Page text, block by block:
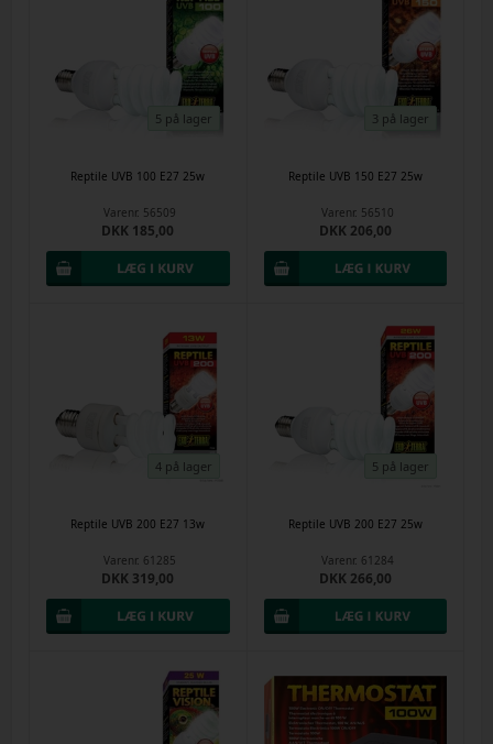
5 på lager
Reptile UVB 100 E27 25w
Varenr. 56509
DKK 185,00
3 på lager
Reptile UVB 150 E27 25w
Varenr. 56510
DKK 206,00
4 på lager
Reptile UVB 200 E27 13w
Varenr. 61285
DKK 319,00
5 på lager
Reptile UVB 200 E27 25w
Varenr. 61284
DKK 266,00